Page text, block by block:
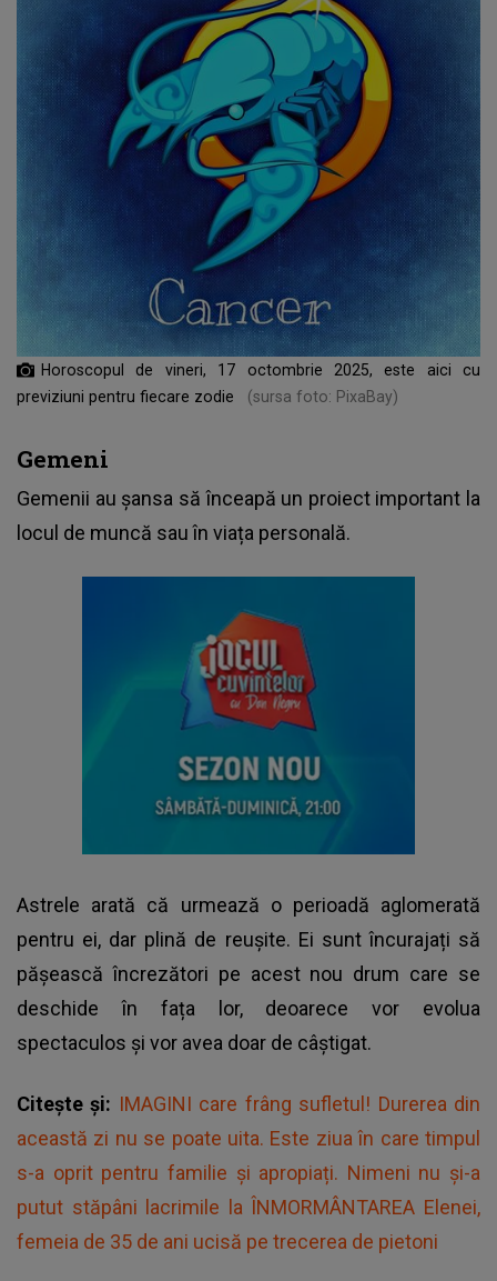
Horoscopul de vineri, 17 octombrie 2025, este aici cu
previziuni pentru fiecare zodie
(sursa foto: PixaBay)
Gemeni
Gemenii au șansa să înceapă un proiect important la
locul de muncă sau în viața personală.
Astrele arată că urmează o perioadă aglomerată
pentru ei, dar plină de reușite. Ei sunt încurajați să
pășească încrezători pe acest nou drum care se
deschide în fața lor, deoarece vor evolua
spectaculos și vor avea doar de câștigat.
Citește și: IMAGINI care frâng sufletul! Durerea din
această zi nu se poate uita. Este ziua în care timpul
s-a oprit pentru familie și apropiați. Nimeni nu și-a
putut stăpâni lacrimile la ÎNMORMÂNTAREA Elenei,
femeia de 35 de ani ucisă pe trecerea de pietoni